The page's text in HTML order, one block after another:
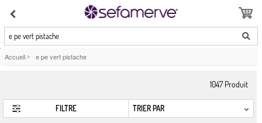
e pe vert pistache
Accueil > e pe vert pistache
1047Produit
FILTRE